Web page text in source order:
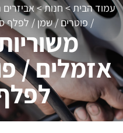
עמוד הבית>חנות>אביזרים
/ פוטרים / שמן / לפלף
אזמלים /